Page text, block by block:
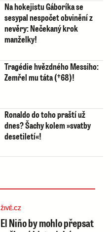
Na hokejistu Gáboríka se
sesypal nespočet obvinění z
nevěry: Nečekaný krok
manželky!
Tragédie hvězdného Messiho:
Zemřel mu táta (†68)!
Ronaldo do toho praští už
dnes? Šachy kolem »svatby
desetiletí«!
ŽIVĚ.CZ
El Niño by mohlo přepsat